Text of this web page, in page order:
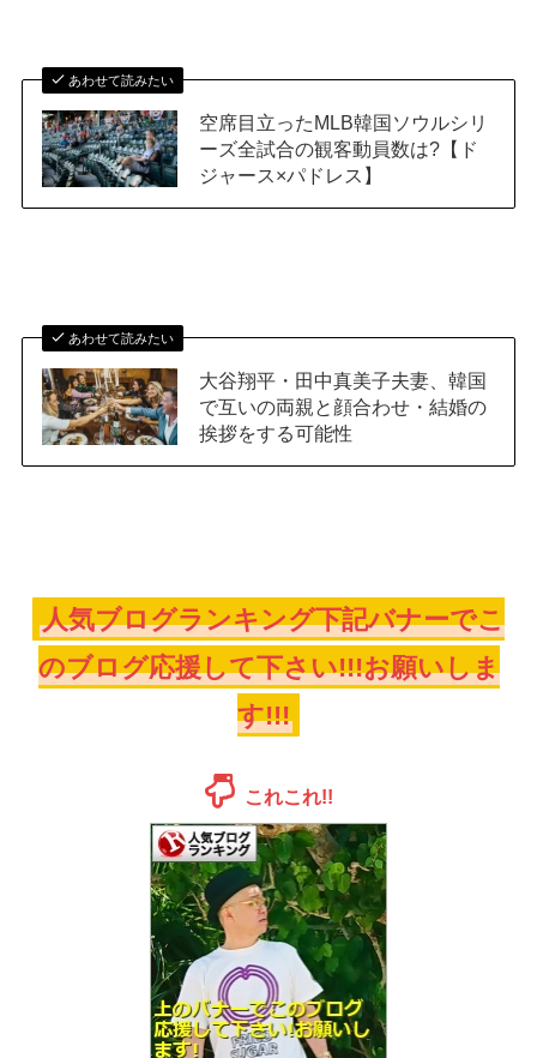
あわせて読みたい
空席目立ったMLB韓国ソウルシリ
ーズ全試合の観客動員数は?【ド
ジャース×パドレス】
あわせて読みたい
大谷翔平・田中真美子夫妻、韓国
で互いの両親と顔合わせ・結婚の
挨拶をする可能性
人気ブログランキング下記バナーでこ
のブログ応援して下さい!!!お願いしま
す!!!
これこれ!!